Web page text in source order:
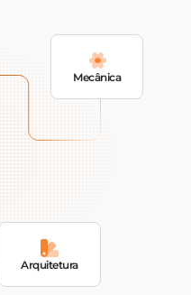
Mecânica
Arquitetura